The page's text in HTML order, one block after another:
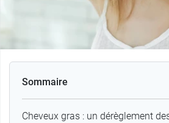
Sommaire
Cheveux gras : un dérèglement